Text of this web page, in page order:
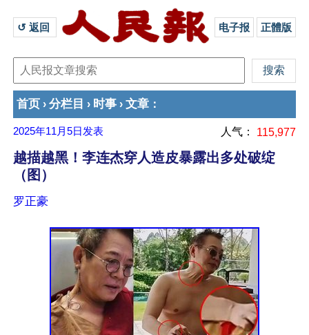
↺ 返回 电子报 正體版
首页 › 分栏目 › 时事 › 文章 ：
2025年11月5日 发表 人气： 115,977
越描越黑！李连杰穿人造皮暴露出多处破绽
（图）
罗正豪